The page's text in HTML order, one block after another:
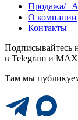
Продажа/
О компании
Контакты
Подписывайтесь
в Telegram и MAX
Там мы